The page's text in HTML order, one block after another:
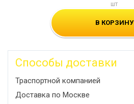
шт
В КОРЗИНУ
Способы доставки
Траспортной компанией
Доставка по Москве